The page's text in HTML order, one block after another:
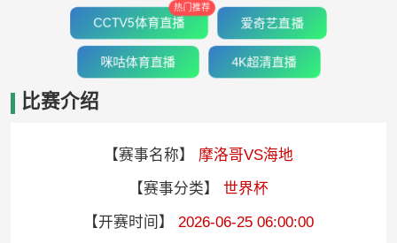
CCTV5体育直播
热门推荐
爱奇艺直播
咪咕体育直播 4K超清直播
比赛介绍
【赛事名称】
摩洛哥VS海地
【赛事分类】
世界杯
【开赛时间】
2026-06-25 06:00:00